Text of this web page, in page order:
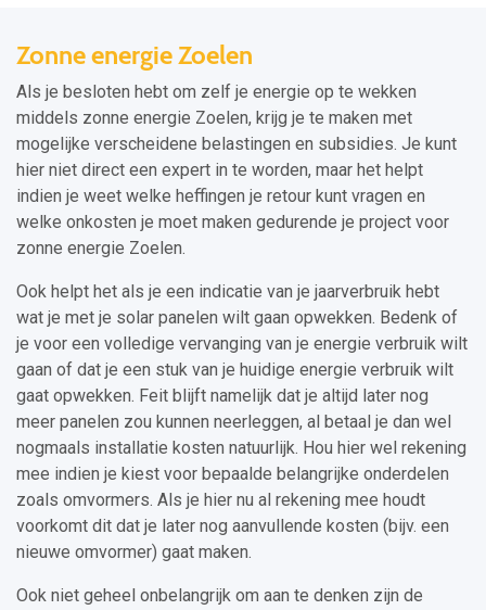
Zonne energie Zoelen
Als je besloten hebt om zelf je energie op te wekken
middels zonne energie Zoelen, krijg je te maken met
mogelijke verscheidene belastingen en subsidies. Je kunt
hier niet direct een expert in te worden, maar het helpt
indien je weet welke heffingen je retour kunt vragen en
welke onkosten je moet maken gedurende je project voor
zonne energie Zoelen.
Ook helpt het als je een indicatie van je jaarverbruik hebt
wat je met je solar panelen wilt gaan opwekken. Bedenk of
je voor een volledige vervanging van je energie verbruik wilt
gaan of dat je een stuk van je huidige energie verbruik wilt
gaat opwekken. Feit blijft namelijk dat je altijd later nog
meer panelen zou kunnen neerleggen, al betaal je dan wel
nogmaals installatie kosten natuurlijk. Hou hier wel rekening
mee indien je kiest voor bepaalde belangrijke onderdelen
zoals omvormers. Als je hier nu al rekening mee houdt
voorkomt dit dat je later nog aanvullende kosten (bijv. een
nieuwe omvormer) gaat maken.
Ook niet geheel onbelangrijk om aan te denken zijn de